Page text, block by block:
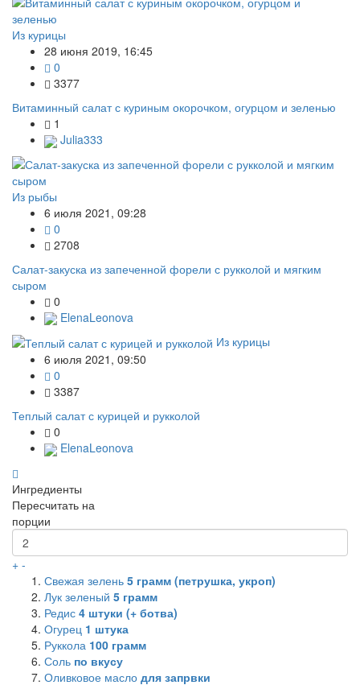
Из курицы
28 июня 2019, 16:45
0
3377
Витаминный салат с куриным окорочком, огурцом и зеленью
1
Julia333
Из рыбы
6 июля 2021, 09:28
0
2708
Салат-закуска из запеченной форели с рукколой и мягким
сыром
0
ElenaLeonova
Из курицы
6 июля 2021, 09:50
0
3387
Теплый салат с курицей и рукколой
0
ElenaLeonova
Ингредиенты
Пересчитать на
порции
+ -
Свежая зелень 5 грамм (петрушка, укроп)
Лук зеленый 5 грамм
Редис 4 штуки (+ ботва)
Огурец 1 штука
Руккола 100 грамм
Соль по вкусу
Оливковое масло для запрвки